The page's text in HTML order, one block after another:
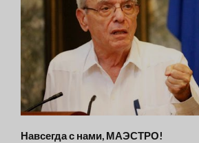
Навсегда с нами, МАЭСТРО!